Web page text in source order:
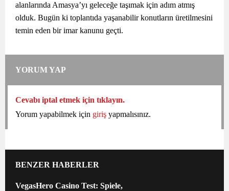
alanlarında Amasya’yı geleceğe taşımak için adım atmış
olduk. Bugün ki toplantıda yaşanabilir konutların üretilmesini
temin eden bir imar kanunu geçti.
YORUM YAP
Cevabı iptal etmek için tıklayın.
Yorum yapabilmek için giriş yapmalısınız.
BENZER HABERLER
VegasHero Casino Test: Spiele,